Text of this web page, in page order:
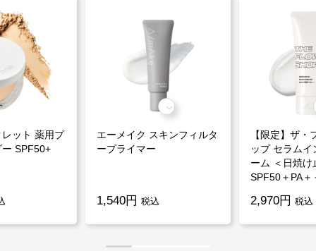
ット 薬用プ
SPF50+
エーメイク スキンフィルタ
ープライマー
1,540円 税込
【限定】ザ・
ップ セラムイ
ーム ＜日焼け
SPF50＋PA＋
2,970円 税込